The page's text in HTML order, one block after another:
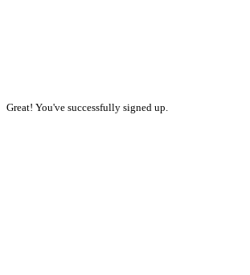
Great! You've successfully signed up.